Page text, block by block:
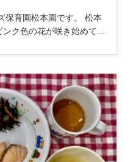
保育園松本園です。 松本
ク色の花が咲き始めて...